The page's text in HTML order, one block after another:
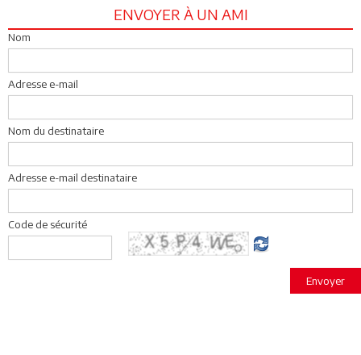
ENVOYER À UN AMI
Nom
Adresse e-mail
Nom du destinataire
Adresse e-mail destinataire
Code de sécurité
Envoyer